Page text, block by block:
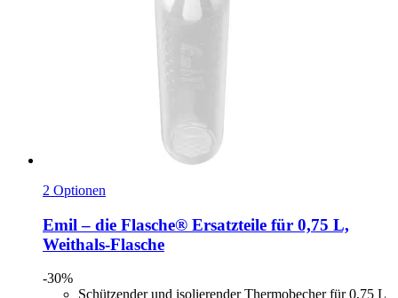
2 Optionen
Emil – die Flasche® Ersatzteile für 0,75 L,
Weithals-​Flasche
-30%
Schützender und isolierender Thermobecher für 0,75 L